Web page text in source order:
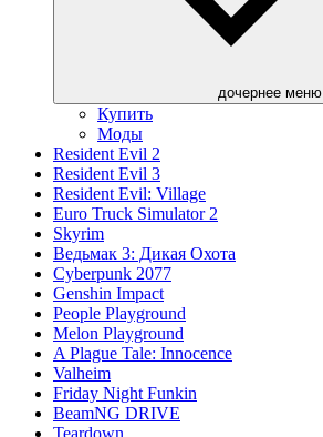
дочернее меню
Купить
Моды
Resident Evil 2
Resident Evil 3
Resident Evil: Village
Euro Truck Simulator 2
Skyrim
Ведьмак 3: Дикая Охота
Cyberpunk 2077
Genshin Impact
People Playground
Melon Playground
A Plague Tale: Innocence
Valheim
Friday Night Funkin
BeamNG DRIVE
Teardown